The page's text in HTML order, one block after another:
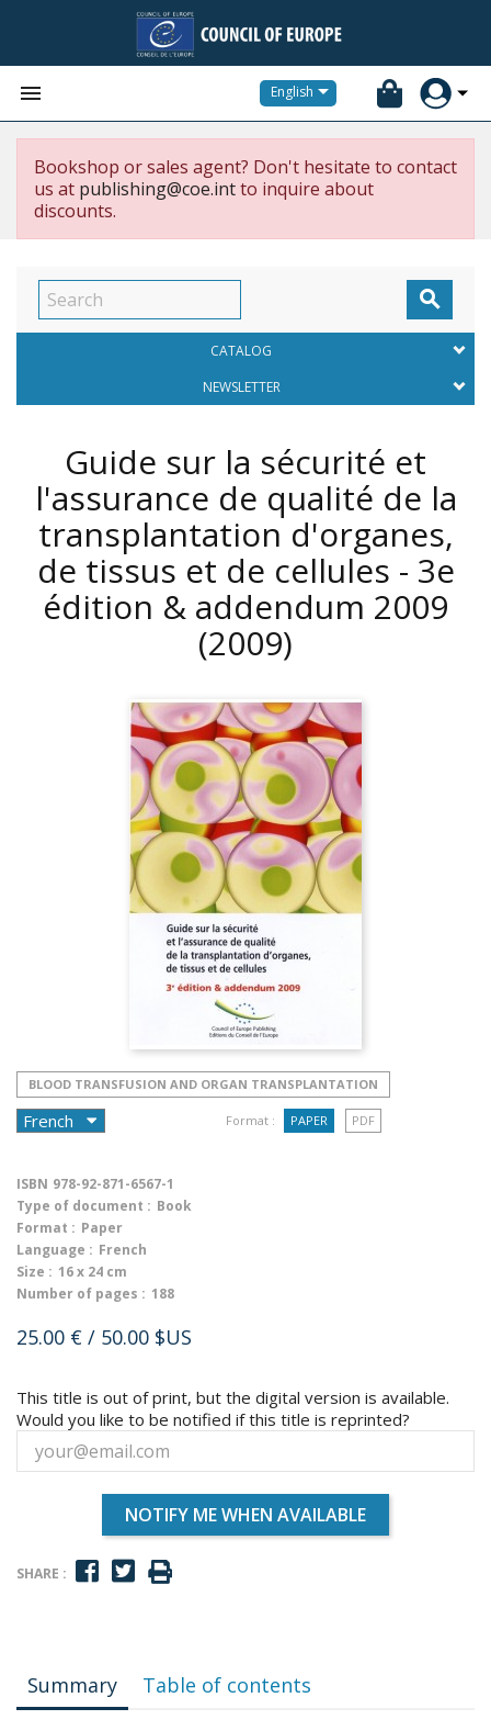
 English
Bookshop or sales agent? Don't hesitate to contact
us at publishing@coe.intto inquire about
discounts.

CATALOG
NEWSLETTER
Guide sur la sécurité et
l'assurance de qualité de la
transplantation d'organes,
de tissus et de cellules - 3e
édition & addendum 2009
(2009)
BLOOD TRANSFUSION AND ORGAN TRANSPLANTATION
Format : PAPER PDF
ISBN 978-92-871-6567-1
Type of document : Book
Format : Paper
Language : French
Size : 16 x 24 cm
Number of pages : 188
25.00 € / 50.00 $US
This title is out of print, but the digital version is available.
Would you like to be notified if this title is reprinted?
NOTIFY ME WHEN AVAILABLE
SHARE :
Summary Table of contents